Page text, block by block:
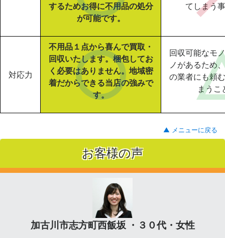
するためお得に不用品の処分
が可能です。
てしまう
対応力
不用品１点から喜んで買取・
回収いたします。梱包してお
く必要はありません。地域密
着だからできる当店の強みで
す。
回収可能なモ
ノがあるため
の業者にも頼
まうこ
▲ メニューに戻る
お客様の声
加古川市志方町西飯坂 ・３０代・女性